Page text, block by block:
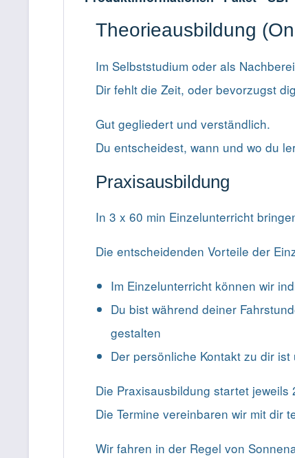
Theorieausbildung
Im Selbststudium oder als
Dir fehlt die Zeit, oder bevorzugst
Gut gegliedert und verständlich.
Du entscheidest, wann und wo du
Praxisausbildung
In 3 x 60 min Einzelunterricht
Die entscheidenden Vorteile der
Im Einzelunterricht können wir
Du bist während deiner
gestalten
Der persönliche Kontakt zu dir ist
Die Praxisausbildung startet
Die Termine vereinbaren wir mit dir
Wir fahren in der Regel von